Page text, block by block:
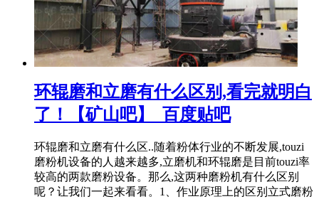
环辊磨和立磨有什么区别,看完就明白
了！【矿山吧】_百度贴吧
环辊磨和立磨有什么区..随着粉体行业的不断发展,touzi
磨粉机设备的人越来越多,立磨机和环辊磨是目前touzi率
较高的两款磨粉设备。那么,这两种磨粉机有什么区别
呢？让我们一起来看看。1、作业原理上的区别立式磨粉